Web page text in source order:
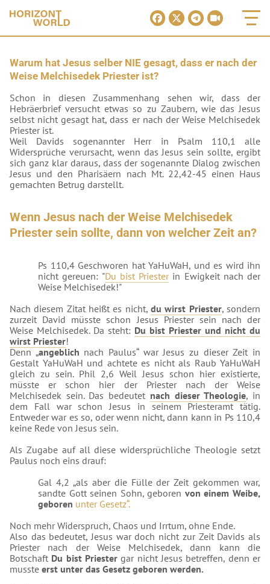
Warum hat Jesus selber NIE gesagt, dass er nach der
Weise Melchisedek Priester ist?
Schon in diesen Zusammenhang sehen wir, dass der
Hebräerbrief versucht etwas so zu Zaubern, wie das Jesus
selbst nicht gesagt hat, dass er nach der Weise Melchisedek
Priester ist.
Weil Davids sogenannter Herr in Psalm 110,1 alle
Widersprüche verursacht, wenn das Jesus sein sollte, ergibt
sich ganz klar daraus, dass der sogenannte Dialog zwischen
Jesus und den Pharisäern nach Mt. 22,42-45 einen Haus
gemachten Betrug darstellt.
Wenn Jesus nach der Weise Melchisedek
Priester sein sollte, dann von welcher Zeit an?
Ps 110,4 Geschworen hat YaHuWaH, und es wird ihn
nicht gereuen: "Du bist Priesterin Ewigkeit nach der
Weise Melchisedek!"
Nach diesem Zitat heißt es nicht, du wirst Priester, sondern
zurzeit David müsste schon Jesus Priester sein nach der
Weise Melchisedek. Da steht: Du bist Priester und nicht du
wirst Priester!
Denn „angeblich nach Paulus“ war Jesus zu dieser Zeit in
Gestalt YaHuWaH und achtete es nicht als Raub YaHuWaH
gleich zu sein. Phil 2,6 Weil Jesus schon hier existierte,
müsste er schon hier der Priester nach der Weise
Melchisedek sein. Das bedeutet nach dieser Theologie, in
dem Fall war schon Jesus in seinem Priesteramt tätig.
Entweder war es so, oder wenn nicht, dann kann in Ps 110,4
keine Rede von Jesus sein.
Als Zugabe auf all diese widersprüchliche Theologie setzt
Paulus noch eins drauf:
Gal 4,2 „als aber die Fülle der Zeit gekommen war,
sandte Gott seinen Sohn, geboren von einem Weibe,
geboren unter Gesetz“.
Noch mehr Widerspruch, Chaos und Irrtum, ohne Ende.
Also das bedeutet, Jesus war doch nicht zur Zeit Davids als
Priester nach der Weise Melchisedek, dann kann die
Botschaft Du bist Priester gar nicht Jesus betreffen, denn er
musste erst unter das Gesetz geboren werden.